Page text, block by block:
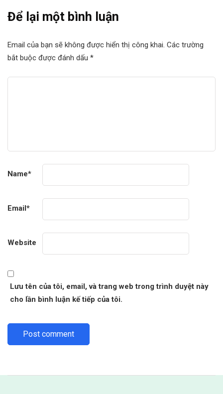
Để lại một bình luận
Email của bạn sẽ không được hiển thị công khai. Các trường
bắt buộc được đánh dấu *
Name*
Email *
Website
Lưu tên của tôi, email, và trang web trong trình duyệt này
cho lần bình luận kế tiếp của tôi.